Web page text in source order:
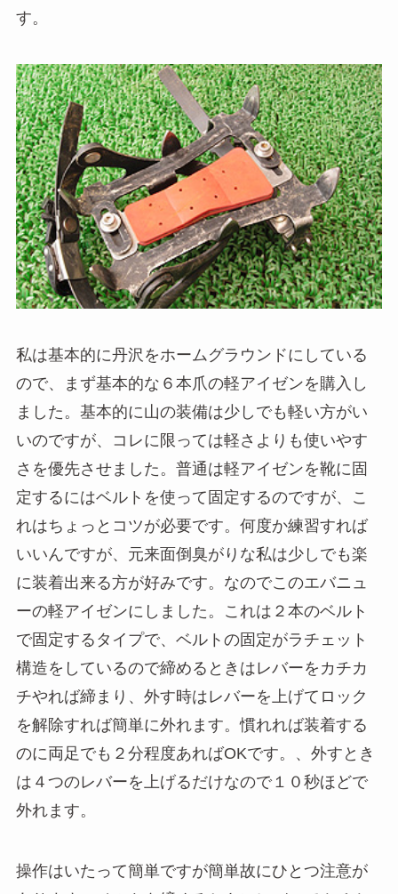
す。
私は基本的に丹沢をホームグラウンドにしている
ので、まず基本的な６本爪の軽アイゼンを購入し
ました。基本的に山の装備は少しでも軽い方がい
いのですが、コレに限っては軽さよりも使いやす
さを優先させました。普通は軽アイゼンを靴に固
定するにはベルトを使って固定するのですが、こ
れはちょっとコツが必要です。何度か練習すれば
いいんですが、元来面倒臭がりな私は少しでも楽
に装着出来る方が好みです。なのでこのエバニュ
ーの軽アイゼンにしました。これは２本のベルト
で固定するタイプで、ベルトの固定がラチェット
構造をしているので締めるときはレバーをカチカ
チやれば締まり、外す時はレバーを上げてロック
を解除すれば簡単に外れます。慣れれば装着する
のに両足でも２分程度あればOKです。、外すとき
は４つのレバーを上げるだけなので１０秒ほどで
外れます。
操作はいたって簡単ですが簡単故にひとつ注意が